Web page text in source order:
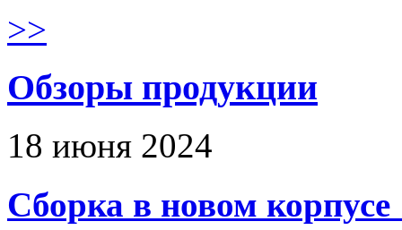
>>
Обзоры продукции
18 июня 2024
Сборка в новом